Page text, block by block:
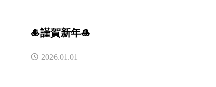
🎍謹賀新年🎍
2026.01.01